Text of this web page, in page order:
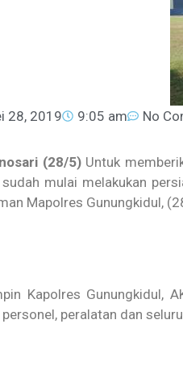
28, 2019 9:05 am No
(28/5) Untuk
mulai melakukan
Mapolres Gunungkidul,
Kapolres Gunungkidul,
peralatan dan